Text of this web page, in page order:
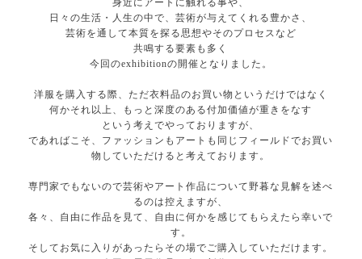
日々の生活・人生の中で、芸術が与えてくれる豊かさ、
芸術を通して本質を探る思想やそのプロセスなど
共鳴する要素も多く
今回のexhibitionの開催となりました。
洋服を購入する際、ただ衣料品のお買い物というだけではなく
何かそれ以上、もっと深度のある付加価値が重きをなす
という考えでやっておりますが、
であればこそ、ファッションもアートも同じフィールドでお買い
物していただけると考えております。
専門家でもないので芸術やアート作品について野暮な見解を述べ
るのは控えますが、
各々、自由に作品を見て、自由に何かを感じてもらえたら幸いで
す。
そしてお気に入りがあったらその場でご購入していただけます。